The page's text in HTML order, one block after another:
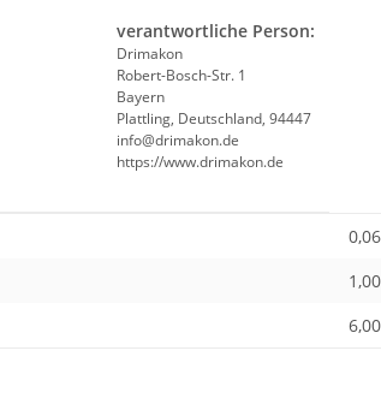
verantwortliche Person:
Drimakon
Robert-Bosch-Str. 1
Bayern
Plattling, Deutschland, 94447
info@drimakon.de
https://www.drimakon.de